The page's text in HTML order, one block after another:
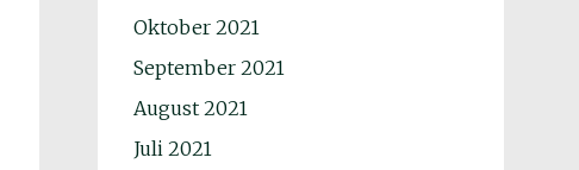
Oktober 2021
September 2021
August 2021
Juli 2021